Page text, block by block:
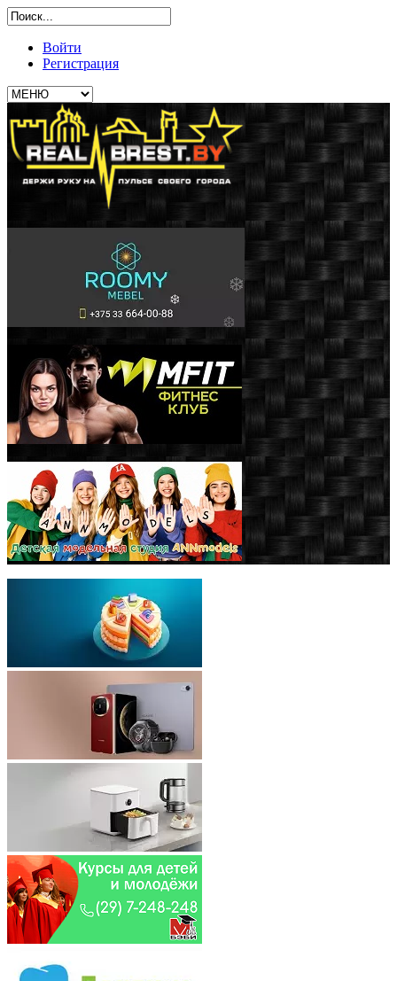
Войти
Регистрация